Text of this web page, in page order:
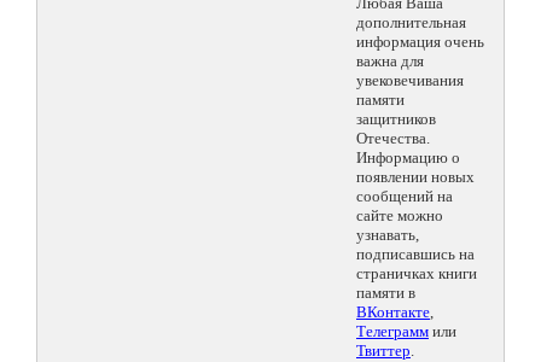
дополнительная
информация очень
важна для
увековечивания
памяти
защитников
Отечества.
Информацию о
появлении новых
сообщений на
сайте можно
узнавать,
подписавшись на
страничках книги
памяти в
ВКонтакте,
Телеграмм или
Твиттер.